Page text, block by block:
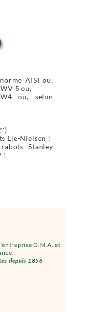
G.M.A. et
depuis 1856
AISI ou,
5 ou,
ou, selon
Lie-Nielsen !
Stanley
!